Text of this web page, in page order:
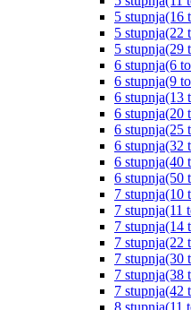
5 stupnja(16
5 stupnja(22
5 stupnja(29
6 stupnja(6
6 stupnja(9
6 stupnja(13
6 stupnja(20
6 stupnja(25
6 stupnja(32
6 stupnja(40
6 stupnja(50
7 stupnja(10
7 stupnja(11
7 stupnja(14
7 stupnja(22
7 stupnja(30
7 stupnja(38
7 stupnja(42
8 stupnja(11